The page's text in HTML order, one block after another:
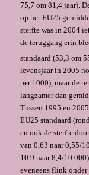
75,7 om 81,4 jaar).
op het EU25
sterfte was in 2004
de teruggang erin
standaard (53,3 om
levensjaar in 2005
per 1000), maar de
langzamer dan
Tussen 1995 en
EU25 standaard
en ook de sterfte
van 0,63 naar 0,55/
10.9 naar 8,4/
eveneens flink